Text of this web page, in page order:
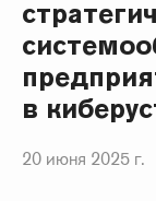
в
20 июня 2025 г.